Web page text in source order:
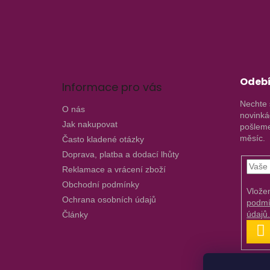
Informace pro vás
O nás
Jak nakupovat
Často kladené otázky
Doprava, platba a dodací lhůty
Reklamace a vrácení zboží
Obchodní podmínky
Ochrana osobních údajů
Články
Nechte
měsíc.
údajů.